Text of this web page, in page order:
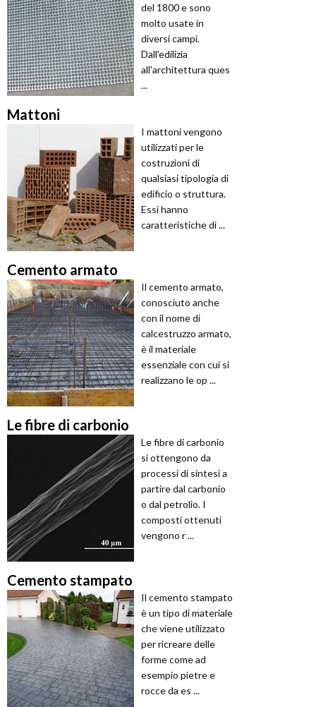
del 1800 e sono
molto usate in
diversi campi.
Dall'edilizia
all'architettura ques
...
Mattoni
I mattoni vengono
utilizzati per le
costruzioni di
qualsiasi tipologia di
edificio o struttura.
Essi hanno
caratteristiche di ...
Cemento armato
Il cemento armato,
conosciuto anche
con il nome di
calcestruzzo armato,
è il materiale
essenziale con cui si
realizzano le op ...
Le fibre di carbonio
Le fibre di carbonio
si ottengono da
processi di sintesi a
partire dal carbonio
o dal petrolio. I
composti ottenuti
vengono r ...
Cemento stampato
Il cemento stampato
è un tipo di materiale
che viene utilizzato
per ricreare delle
forme come ad
esempio pietre e
rocce da es ...